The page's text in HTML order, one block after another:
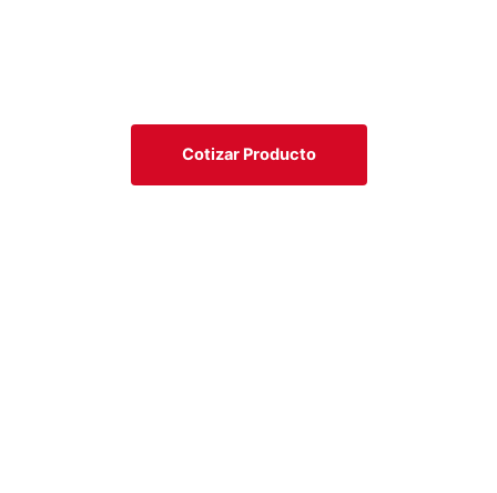
Cotizar Producto